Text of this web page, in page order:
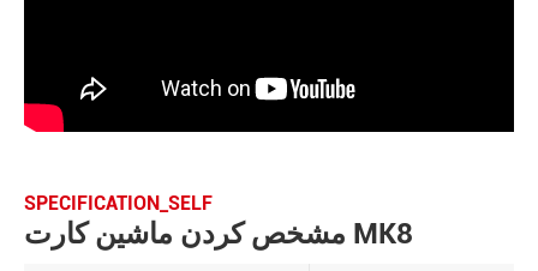
SPECIFICATION_SELF
مشخص کردن ماشین کارت MK8